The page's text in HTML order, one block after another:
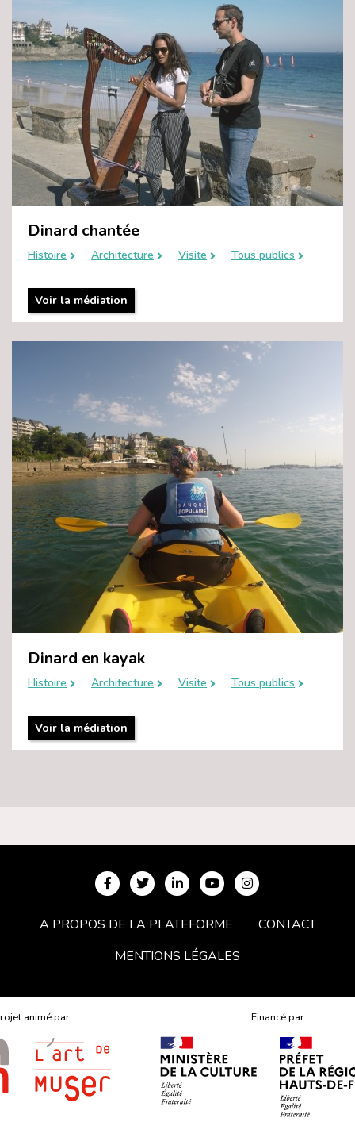
Dinard chantée
Histoire Architecture Visite Tous publics
Voir la médiation
Dinard en kayak
Histoire Architecture Visite Tous publics
Voir la médiation
A PROPOS DE LA PLATEFORME
CONTACT
MENTIONS LÉGALES
animé par : Financé par :